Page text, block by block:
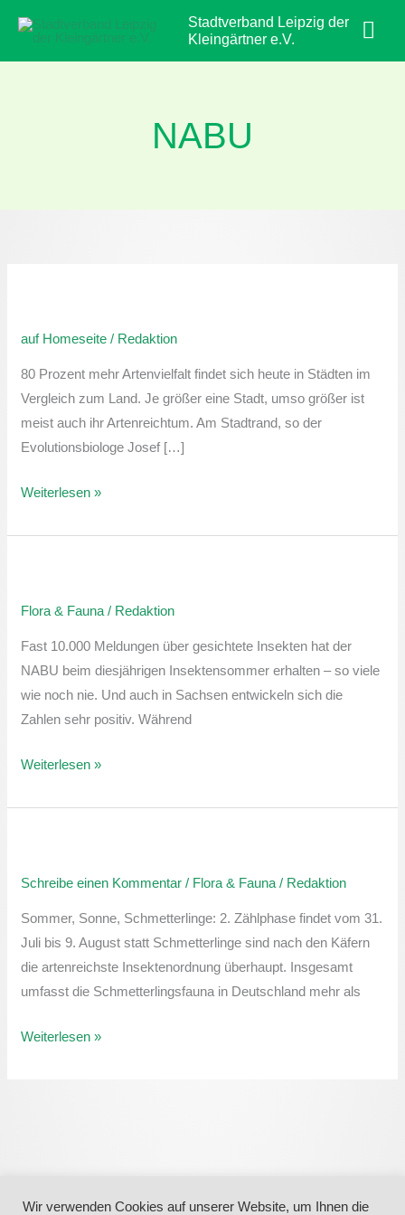
Inhalt
springen
Stadtverband Leipzig der
Kleingärtner e.V.
NABU
auf Homeseite / Redaktion
80 Prozent mehr Artenvielfalt findet sich heute in Städten im
Vergleich zum Land. Je größer eine Stadt, umso größer ist
meist auch ihr Artenreichtum. Am Stadtrand, so der
Evolutionsbiologe Josef […]
LEBENSRÄUME
„mein
Biotop“
Weiterlesen »
Flora & Fauna / Redaktion
Fast 10.000 Meldungen über gesichtete Insekten hat der
NABU beim diesjährigen Insektensommer erhalten – so viele
wie noch nie. Und auch in Sachsen entwickeln sich die
Zahlen sehr positiv. Während
NABU-
Insektensommer:
Ackerhummel
summt
auf
ersten
Weiterlesen »
Schreibe einen Kommentar / Flora & Fauna / Redaktion
Sommer, Sonne, Schmetterlinge: 2. Zählphase findet vom 31.
Juli bis 9. August statt Schmetterlinge sind nach den Käfern
die artenreichste Insektenordnung überhaupt. Insgesamt
umfasst die Schmetterlingsfauna in Deutschland mehr als
Die
Zählung
startet
in
die
Phase
Weiterlesen »
Wir verwenden Cookies auf unserer Website, um Ihnen die